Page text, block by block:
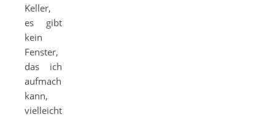
Keller,
es gibt
kein
Fenster,
das ich
aufmachen
kann,
vielleicht